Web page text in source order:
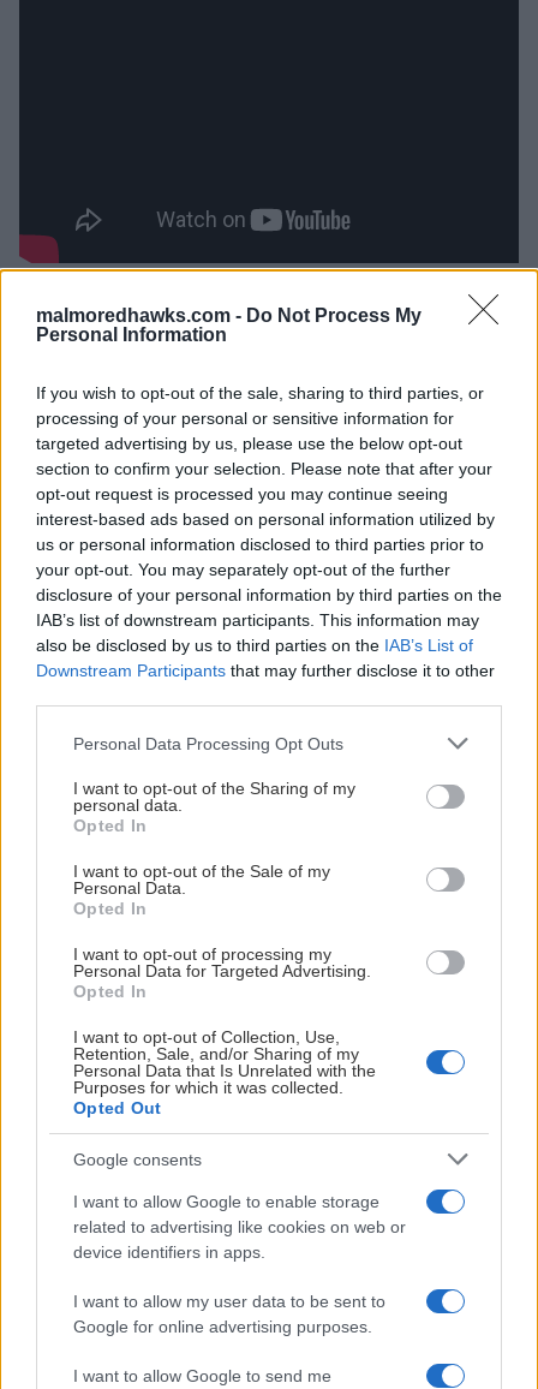
malmoredhawks.com - Do Not Process My
Personal Information
If you wish to opt-out of the sale, sharing to third parties, or
processing of your personal or sensitive information for
targeted advertising by us, please use the below opt-out
section to confirm your selection. Please note that after your
opt-out request is processed you may continue seeing
interest-based ads based on personal information utilized by
us or personal information disclosed to third parties prior to
your opt-out. You may separately opt-out of the further
disclosure of your personal information by third parties on the
IAB’s list of downstream participants. This information may
also be disclosed by us to third parties on the IAB’s List of
Downstream Participants that may further disclose it to other
Please note that this website/app uses one or more Google
not limited to your visit or usage behaviour. You may click to
grant or deny consent to Google and its third-party tags to
use your data for below specified purposes in below Google
consent section.
Personal Data Processing Opt Outs
I want to opt-out of the Sharing of my
personal data.
Opted In
I want to opt-out of the Sale of my
Personal Data.
Opted In
I want to opt-out of processing my
Personal Data for Targeted Advertising.
Opted In
I want to opt-out of Collection, Use,
Retention, Sale, and/or Sharing of my
Personal Data that Is Unrelated with the
Purposes for which it was collected.
Opted Out
Google consents
I want to allow Google to enable storage
related to advertising like cookies on web or
device identifiers in apps.
I want to allow my user data to be sent to
Google for online advertising purposes.
I want to allow Google to send me
En ny säsong börjar inte med nedsläpp – den
kulisserna när resan mot 2026-2027 tar sina
första steg i Redhawks Hela Vägen.
HÄR ÄR KAPTENERNA FÖR SÄSONGEN 2026-
2027!
Försäsongen har dragit igång på riktigt igen, och
nu riktas alla blickar mot de stundande
träningsmatcherna och efterföljande SHL-
säsongen. Nu står det klart vilken kvartett som
kommer leda laget i form av kaptener.
Lagkapten Fredrik Händemark fortsätter att leda
Klas Dahlbeck och Patrik Norén bildar lagets
assisterande kaptensgrupp säsongen 2026–2027.
Fredrik Händemark går in i sin åttonde säsong som